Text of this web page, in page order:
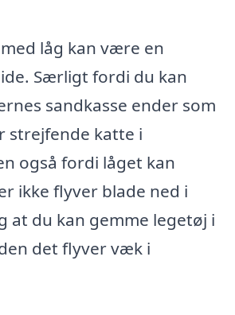
låg kan være en
Særligt fordi du kan
sandkasse ender som
strejfende katte i
også fordi låget kan
ikke flyver blade ned i
at du kan gemme legetøj i
det flyver væk i